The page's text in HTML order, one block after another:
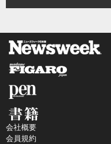
会社概要
会員規約